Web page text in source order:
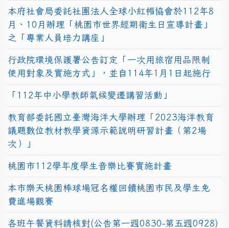
本府社會局委託社團法人全球小紅帽協會於112年8
月、10月辦理「桃園市世界經期衛生日宣導計畫」
之「專業人員培力講座」
行政院環境保護署公告訂定「一次用旅宿用品限制
使用對象及實施方式」，並自114年1月1日起施行
「112年中小學教師氣候變遷講習活動」
教育部委託國立臺灣海洋大學辦理「2023海洋教育
議題數位教材教學資源示範說明研習計畫（第2場
次）」
桃園市112學年度學生音樂比賽實施計畫
本市樂天桃園棒球場冠名權回饋桃園市民及學生免
費進場觀賽
各班午餐資料請核對(公告第一週0830-第五週0928)